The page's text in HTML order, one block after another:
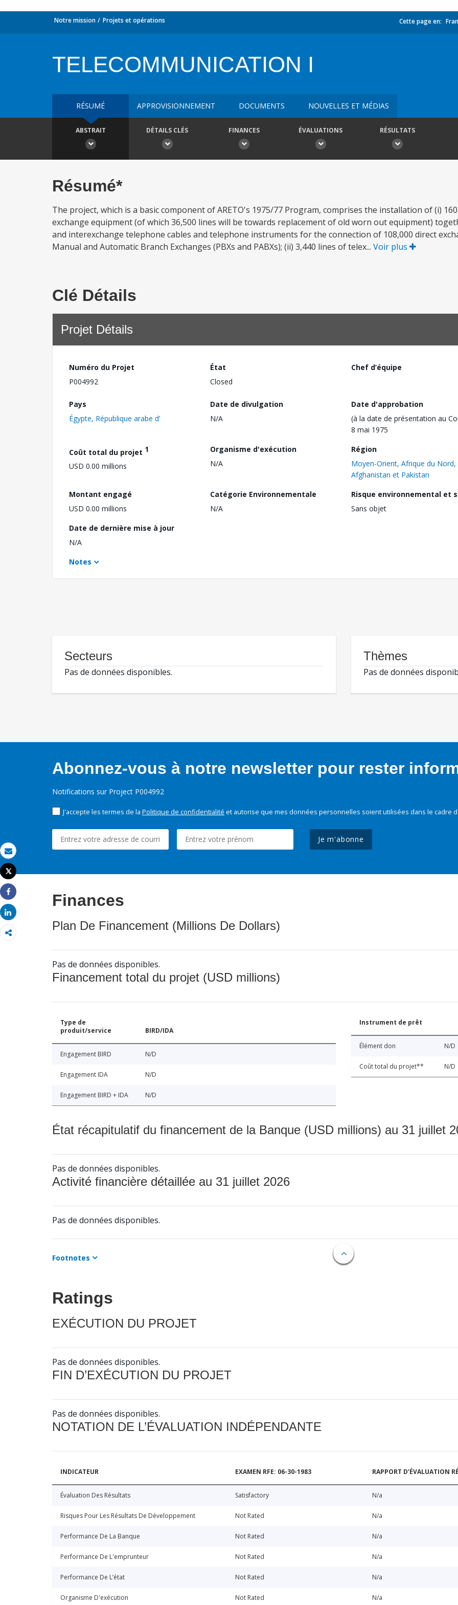
Email
Imprimer
Tweet
Share
Share
Notre mission Projets et opérations Cette page en:
TELECOMMUNICATION I
RÉSUMÉ APPROVISIONNEMENT DOCUMENTS NOUVELLES ET MÉDIAS
ABSTRAIT DÉTAILS CLÉS FINANCES ÉVALUATIONS RÉSULTATS
Résumé*
The project, which is a basic component of ARETO's 1975/77 Program, comprises the installation of (i)
exchange equipment (of which 36,500 lines will be towards replacement of old worn out equipment)
and interexchange telephone cables and telephone instruments for the connection of 108,000 direct
Manual and Automatic Branch Exchanges (PBXs and PABXs); (ii) 3,440 lines of telex... Voir plus
Clé Détails
Projet Détails
Numéro du Projet
P004992
État
Closed
Chef d’équipe
Pays
Égypte, République arabe d’
Date de divulgation
N/A
Date d'approbation
(à la date de présentation au
8 mai 1975
Coût total du projet 1
USD 0.00 millions
Organisme d'exécution
N/A
Région
Moyen-Orient, Afrique du Nord,
Afghanistan et Pakistan
Montant engagé
USD 0.00 millions
Catégorie Environnementale
N/A
Risque environnemental et
Sans objet
Date de dernière mise à jour
N/A
Notes
Secteurs
Pas de données disponibles.
Thèmes
Pas de données
Abonnez-vous à notre newsletter pour rester
Notifications sur Project P004992
J'accepte les termes de la Politique de confidentialité et autorise que mes données personnelles soient utilisées dans le cadre
Je m'abonne
Finances
Plan De Financement (Millions De Dollars)
Pas de données disponibles.
Financement total du projet (USD millions)
Type de
produit/service
BIRD/IDA
Engagement BIRD N/D
Engagement IDA N/D
Engagement BIRD + IDA N/D
Instrument de prêt
Élément don N/D
Coût total du projet** N/D
État récapitulatif du financement de la Banque (USD millions) au 31 juillet
Pas de données disponibles.
Activité financière détaillée au 31 juillet 2026
Pas de données disponibles.
Footnotes
Ratings
EXÉCUTION DU PROJET
Pas de données disponibles.
FIN D’EXÉCUTION DU PROJET
Pas de données disponibles.
NOTATION DE L’ÉVALUATION INDÉPENDANTE
INDICATEUR EXAMEN RFE: 06-30-1983 RAPPORT D’ÉVALUATION
Évaluation Des Résultats Satisfactory N/a
Risques Pour Les Résultats De Développement Not Rated N/a
Performance De La Banque Not Rated N/a
Performance De L'emprunteur Not Rated N/a
Performance De L’état Not Rated N/a
Organisme D'exécution Not Rated N/a